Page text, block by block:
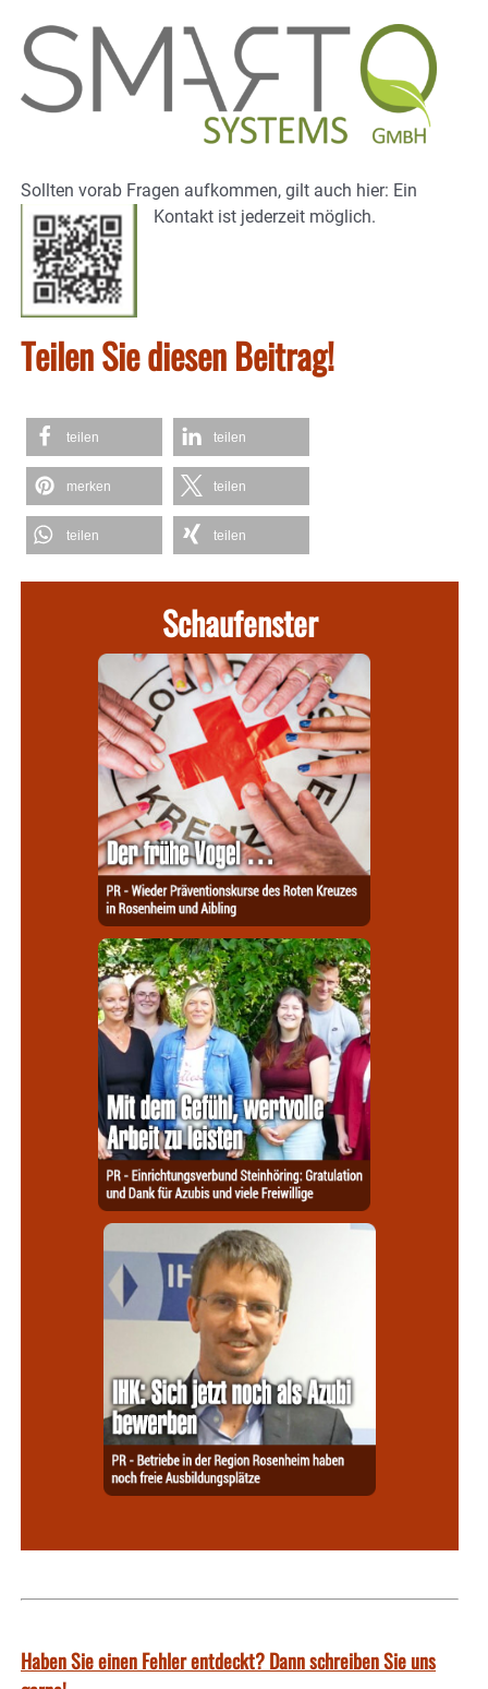
Sollten vorab Fragen aufkommen, gilt auch hier: Ein
Kontakt ist jederzeit möglich.
Teilen Sie diesen Beitrag!
teilen teilen
merken teilen
teilen teilen
Schaufenster
Haben Sie einen Fehler entdeckt? Dann schreiben Sie uns